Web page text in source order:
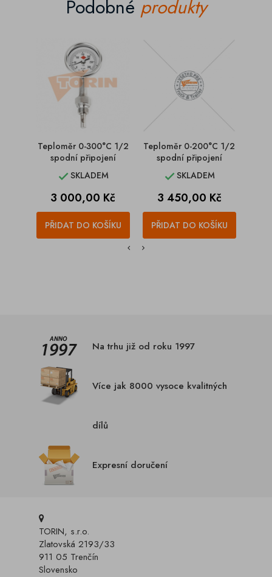
Podobné produkty
Teploměr 0-300°C 1/2
spodní připojení
SKLADEM
Cena
3 000,00 Kč
PŘIDAT DO KOŠÍKU
Teploměr 0-200°C 1/2
spodní připojení
SKLADEM
Cena
3 450,00 Kč
PŘIDAT DO KOŠÍKU
Na trhu již od roku 1997
Více jak 8000 vysoce kvalitných
dílů
Expresní doručení
TORIN, s.r.o.
Zlatovská 2193/33
911 05 Trenčín
Slovensko